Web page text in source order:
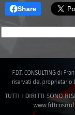
Share
F.D.T. CONSULTING di
riservati del proprietario
TUTTI I DIRITTI SONO